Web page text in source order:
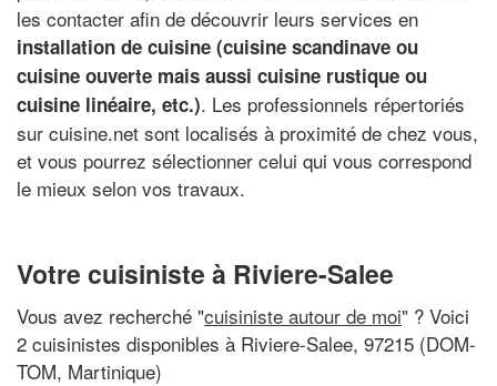
les contacter afin de découvrir leurs services en
installation de cuisine (cuisine scandinave ou
cuisine ouverte mais aussi cuisine rustique ou
cuisine linéaire, etc.). Les professionnels répertoriés
sur cuisine.net sont localisés à proximité de chez vous,
et vous pourrez sélectionner celui qui vous correspond
le mieux selon vos travaux.
Votre cuisiniste à Riviere-Salee
Vous avez recherché "cuisiniste autour de moi" ? Voici
2 cuisinistes disponibles à Riviere-Salee, 97215 (DOM-
TOM, Martinique)